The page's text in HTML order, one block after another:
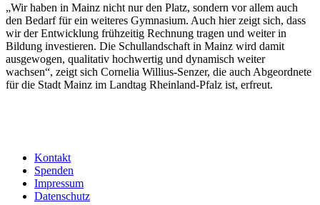
„Wir haben in Mainz nicht nur den Platz, sondern vor allem auch
den Bedarf für ein weiteres Gymnasium. Auch hier zeigt sich, dass
wir der Entwicklung frühzeitig Rechnung tragen und weiter in
Bildung investieren. Die Schullandschaft in Mainz wird damit
ausgewogen, qualitativ hochwertig und dynamisch weiter
wachsen“, zeigt sich Cornelia Willius-Senzer, die auch Abgeordnete
für die Stadt Mainz im Landtag Rheinland-Pfalz ist, erfreut.
Kontakt
Spenden
Impressum
Datenschutz